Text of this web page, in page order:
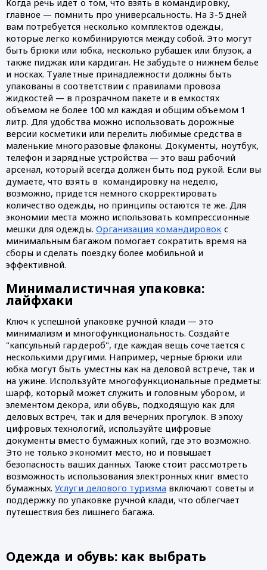
Когда речь идет о том, что взять в командировку,
главное — помнить про универсальность. На 3-5 дней
вам потребуется несколько комплектов одежды,
которые легко комбинируются между собой. Это могут
быть брюки или юбка, несколько рубашек или блузок, а
также пиджак или кардиган. Не забудьте о нижнем белье
и носках. Туалетные принадлежности должны быть
упакованы в соответствии с правилами провоза
жидкостей — в прозрачном пакете и в емкостях
объемом не более 100 мл каждая и общим объемом 1
литр. Для удобства можно использовать дорожные
версии косметики или перелить любимые средства в
маленькие многоразовые флаконы. Документы, ноутбук,
телефон и зарядные устройства — это ваш рабочий
арсенал, который всегда должен быть под рукой. Если вы
думаете, что взять в командировку на неделю,
возможно, придется немного скорректировать
количество одежды, но принципы остаются те же. Для
экономии места можно использовать компрессионные
мешки для одежды. Организация командировок с
минимальным багажом помогает сократить время на
сборы и сделать поездку более мобильной и
эффективной.
Минималистичная упаковка:
лайфхаки
Ключ к успешной упаковке ручной клади — это
минимализм и многофункциональность. Создайте
"капсульный гардероб", где каждая вещь сочетается с
несколькими другими. Например, черные брюки или
юбка могут быть уместны как на деловой встрече, так и
на ужине. Используйте многофункциональные предметы:
шарф, который может служить и головным убором, и
элементом декора, или обувь, подходящую как для
деловых встреч, так и для вечерних прогулок. В эпоху
цифровых технологий, используйте цифровые
документы вместо бумажных копий, где это возможно.
Это не только экономит место, но и повышает
безопасность ваших данных. Также стоит рассмотреть
возможность использования электронных книг вместо
бумажных.Услуги делового туризма включают советы и
поддержку по упаковке ручной клади, что облегчает
путешествия без лишнего багажа.
Одежда и обувь: как выбрать